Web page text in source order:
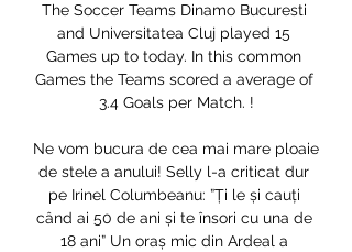
The Soccer Teams Dinamo Bucuresti
and Universitatea Cluj played 15
Games up to today. In this common
Games the Teams scored a average of
3.4 Goals per Match. !
Ne vom bucura de cea mai mare ploaie
de stele a anului! Selly l-a criticat dur
pe Irinel Columbeanu: ”Ți le și cauți
când ai 50 de ani și te însori cu una de
18 ani” Un oraș mic din Ardeal a